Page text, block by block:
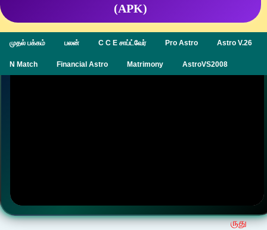
(APK)
முதல் பக்கம் பலன் C C E சாப்ட்வேர் Pro Astro Astro V.26
N Match Financial Astro Matrimony AstroVS2008
ருது